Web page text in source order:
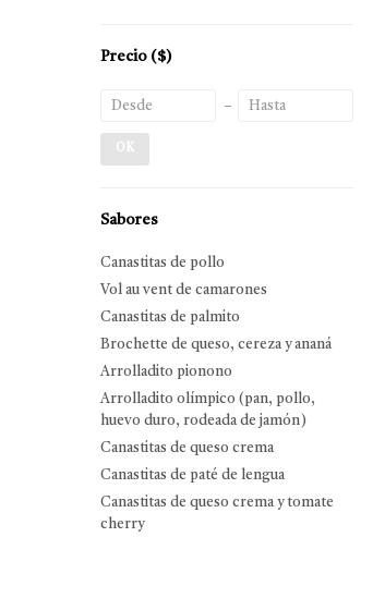
Precio ($)
OK
Sabores
Canastitas de pollo
Vol au vent de camarones
Canastitas de palmito
Brochette de queso, cereza y ananá
Arrolladito pionono
Arrolladito olímpico (pan, pollo,
huevo duro, rodeada de jamón)
Canastitas de queso crema
Canastitas de paté de lengua
Canastitas de queso crema y tomate
cherry